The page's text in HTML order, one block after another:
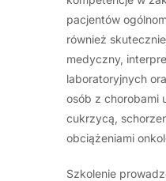
pacjentów
również
medyczny,
laboratoryjnych
osób z chorobami
cukrzycą,
obciążeniami
Szkolenie